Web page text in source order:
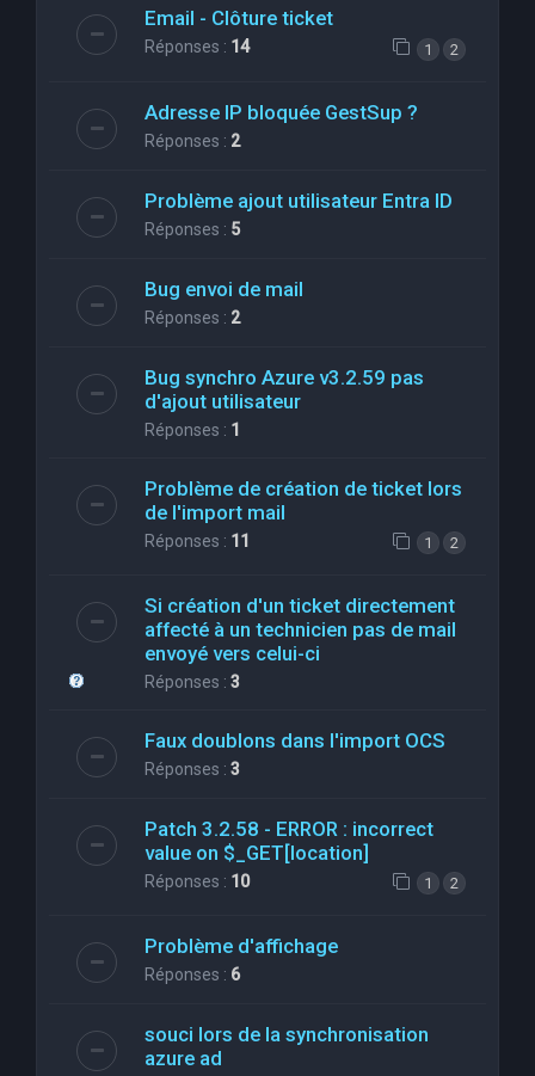
Email - Clôture ticket
Réponses : 14 1 2
Adresse IP bloquée GestSup ?
Réponses : 2
Problème ajout utilisateur Entra ID
Réponses : 5
Bug envoi de mail
Réponses : 2
Bug synchro Azure v3.2.59 pas
d'ajout utilisateur
Réponses : 1
Problème de création de ticket lors
de l'import mail
Réponses : 11 1 2
Si création d'un ticket directement
affecté à un technicien pas de mail
envoyé vers celui-ci
Réponses : 3
Faux doublons dans l'import OCS
Réponses : 3
Patch 3.2.58 - ERROR : incorrect
value on $_GET[location]
Réponses : 10 1 2
Problème d'affichage
Réponses : 6
souci lors de la synchronisation
azure ad